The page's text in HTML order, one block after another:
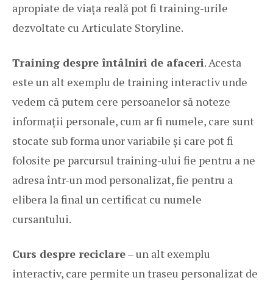
apropiate de viața reală pot fi training-urile
dezvoltate cu Articulate Storyline.
Training despre întâlniri de afaceri. Acesta
este un alt exemplu de training interactiv unde
vedem că putem cere persoanelor să noteze
informații personale, cum ar fi numele, care sunt
stocate sub forma unor variabile și care pot fi
folosite pe parcursul training-ului fie pentru a ne
adresa într-un mod personalizat, fie pentru a
elibera la final un certificat cu numele
cursantului.
Curs despre reciclare– un alt exemplu
interactiv, care permite un traseu personalizat de